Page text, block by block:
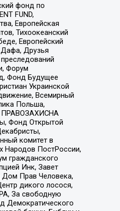
фонд по
FUND,
Европейская
Тихоокеанский
Европейский
Дафа, Друзья
Форум
Фонд Будущее
Украинской
Всемирный
Польша,
ПРАВОЗАХИСНА
Фонд Открытой
комитет в
Народов ПостРоссии,
гражданского
Инк, Завет
Дом Прав Человека,
дикого лосося,
За свободную
Демократического